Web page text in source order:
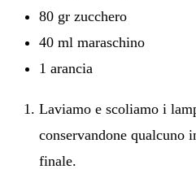
80 gr zucchero
40 ml maraschino
1 arancia
Laviamo e scoliamo i
conservandone qualcuno
finale.